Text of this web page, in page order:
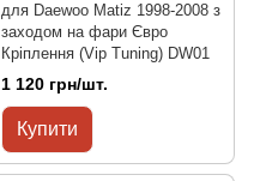
для Daewoo Matiz 1998-2008 з
заходом на фари Євро
Кріплення (Vip Tuning) DW01
1 120 грн/шт.
Купити